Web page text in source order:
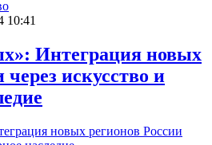
10:41
Интеграция новых
через искусство и